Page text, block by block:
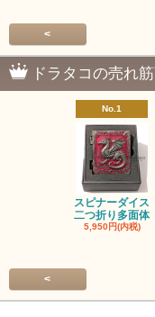
<
ドラタコの売れ
No.1
スピナーダイス
二つ折り多面体
5,950円(内税)
<